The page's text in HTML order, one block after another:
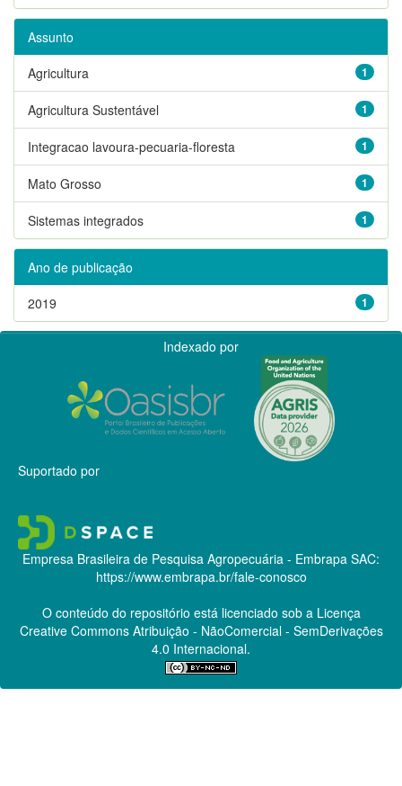
Assunto
1
Agricultura
1
Agricultura Sustentável
1
Integracao lavoura-pecuaria-floresta
1
Mato Grosso
1
Sistemas integrados
Ano de publicação
1
2019
Indexado por
Suportado por
Empresa Brasileira de Pesquisa Agropecuária - Embrapa SAC:
https://www.embrapa.br/fale-conosco
O conteúdo do repositório está licenciado sob a Licença
Creative CommonsAtribuição - NãoComercial - SemDerivações
4.0 Internacional.